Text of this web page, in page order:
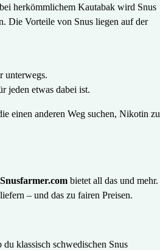
herkömmlichem Kautabak wird Snus
Die Vorteile von Snus liegen auf der
unterwegs.
jeden etwas dabei ist.
einen anderen Weg suchen, Nikotin zu
Snusfarmer.com bietet all das und mehr.
– und das zu fairen Preisen.
klassisch schwedischen Snus